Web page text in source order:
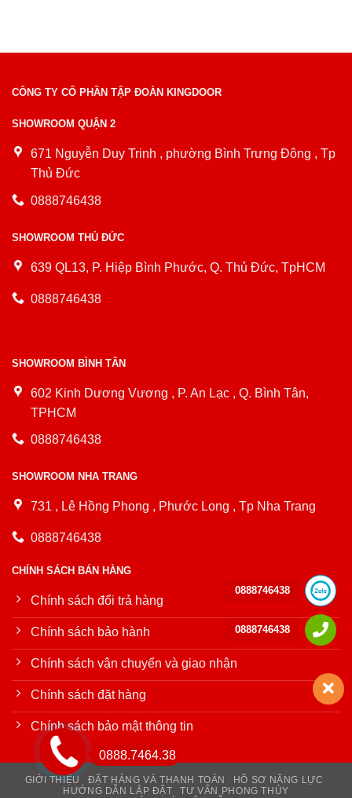
CÔNG TY CỔ PHẦN TẬP ĐOÀN KINGDOOR
SHOWROOM QUẬN 2
671 Nguyễn Duy Trinh , phường Bình Trưng Đông , Tp
Thủ Đức
0888746438
SHOWROOM THỦ ĐỨC
639 QL13, P. Hiệp Bình Phước, Q. Thủ Đức, TpHCM
0888746438
SHOWROOM BÌNH TÂN
602 Kinh Dương Vương , P. An Lạc , Q. Bình Tân,
TPHCM
0888746438
SHOWROOM NHA TRANG
731 , Lê Hồng Phong , Phước Long , Tp Nha Trang
0888746438
CHÍNH SÁCH BÁN HÀNG
Chính sách đổi trả hàng
Chính sách bảo hành
Chính sách vận chuyển và giao nhận
Chính sách đặt hàng
Chính sách bảo mật thông tin
GIỚI THIỆU ĐẶT HÀNG VÀ THANH TOÁN
HỒ SƠ NĂNG LỰC
HƯỚNG DẪN LẮP ĐẶT
TƯ VẤN PHONG THỦY
0888.7464.38
0888746438
0888746438